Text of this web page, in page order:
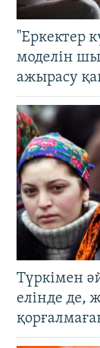
"Еркектер
моделін
ажырасу
Түркімен
елінде де,